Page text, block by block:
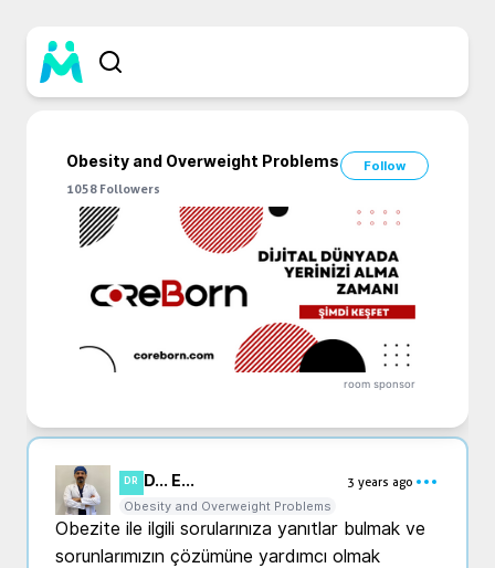
Obesity and Overweight Problems
Follow
1058 Followers
room sponsor
DR D... E...
3 years ago
Obesity and Overweight Problems
Obezite ile ilgili sorularınıza yanıtlar bulmak ve
sorunlarımızın çözümüne yardımcı olmak